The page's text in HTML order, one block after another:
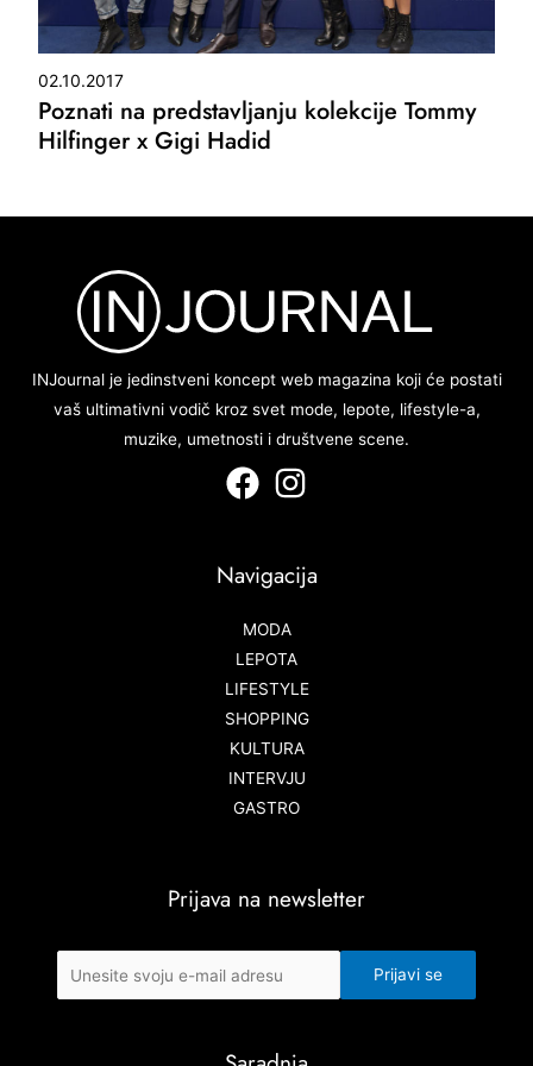
02.10.2017
Poznati na predstavljanju kolekcije Tommy
Hilfinger x Gigi Hadid
INJournal je jedinstveni koncept web magazina koji će postati
vaš ultimativni vodič kroz svet mode, lepote, lifestyle-a,
muzike, umetnosti i društvene scene.
Navigacija
MODA
LEPOTA
LIFESTYLE
SHOPPING
KULTURA
INTERVJU
GASTRO
Prijava na newsletter